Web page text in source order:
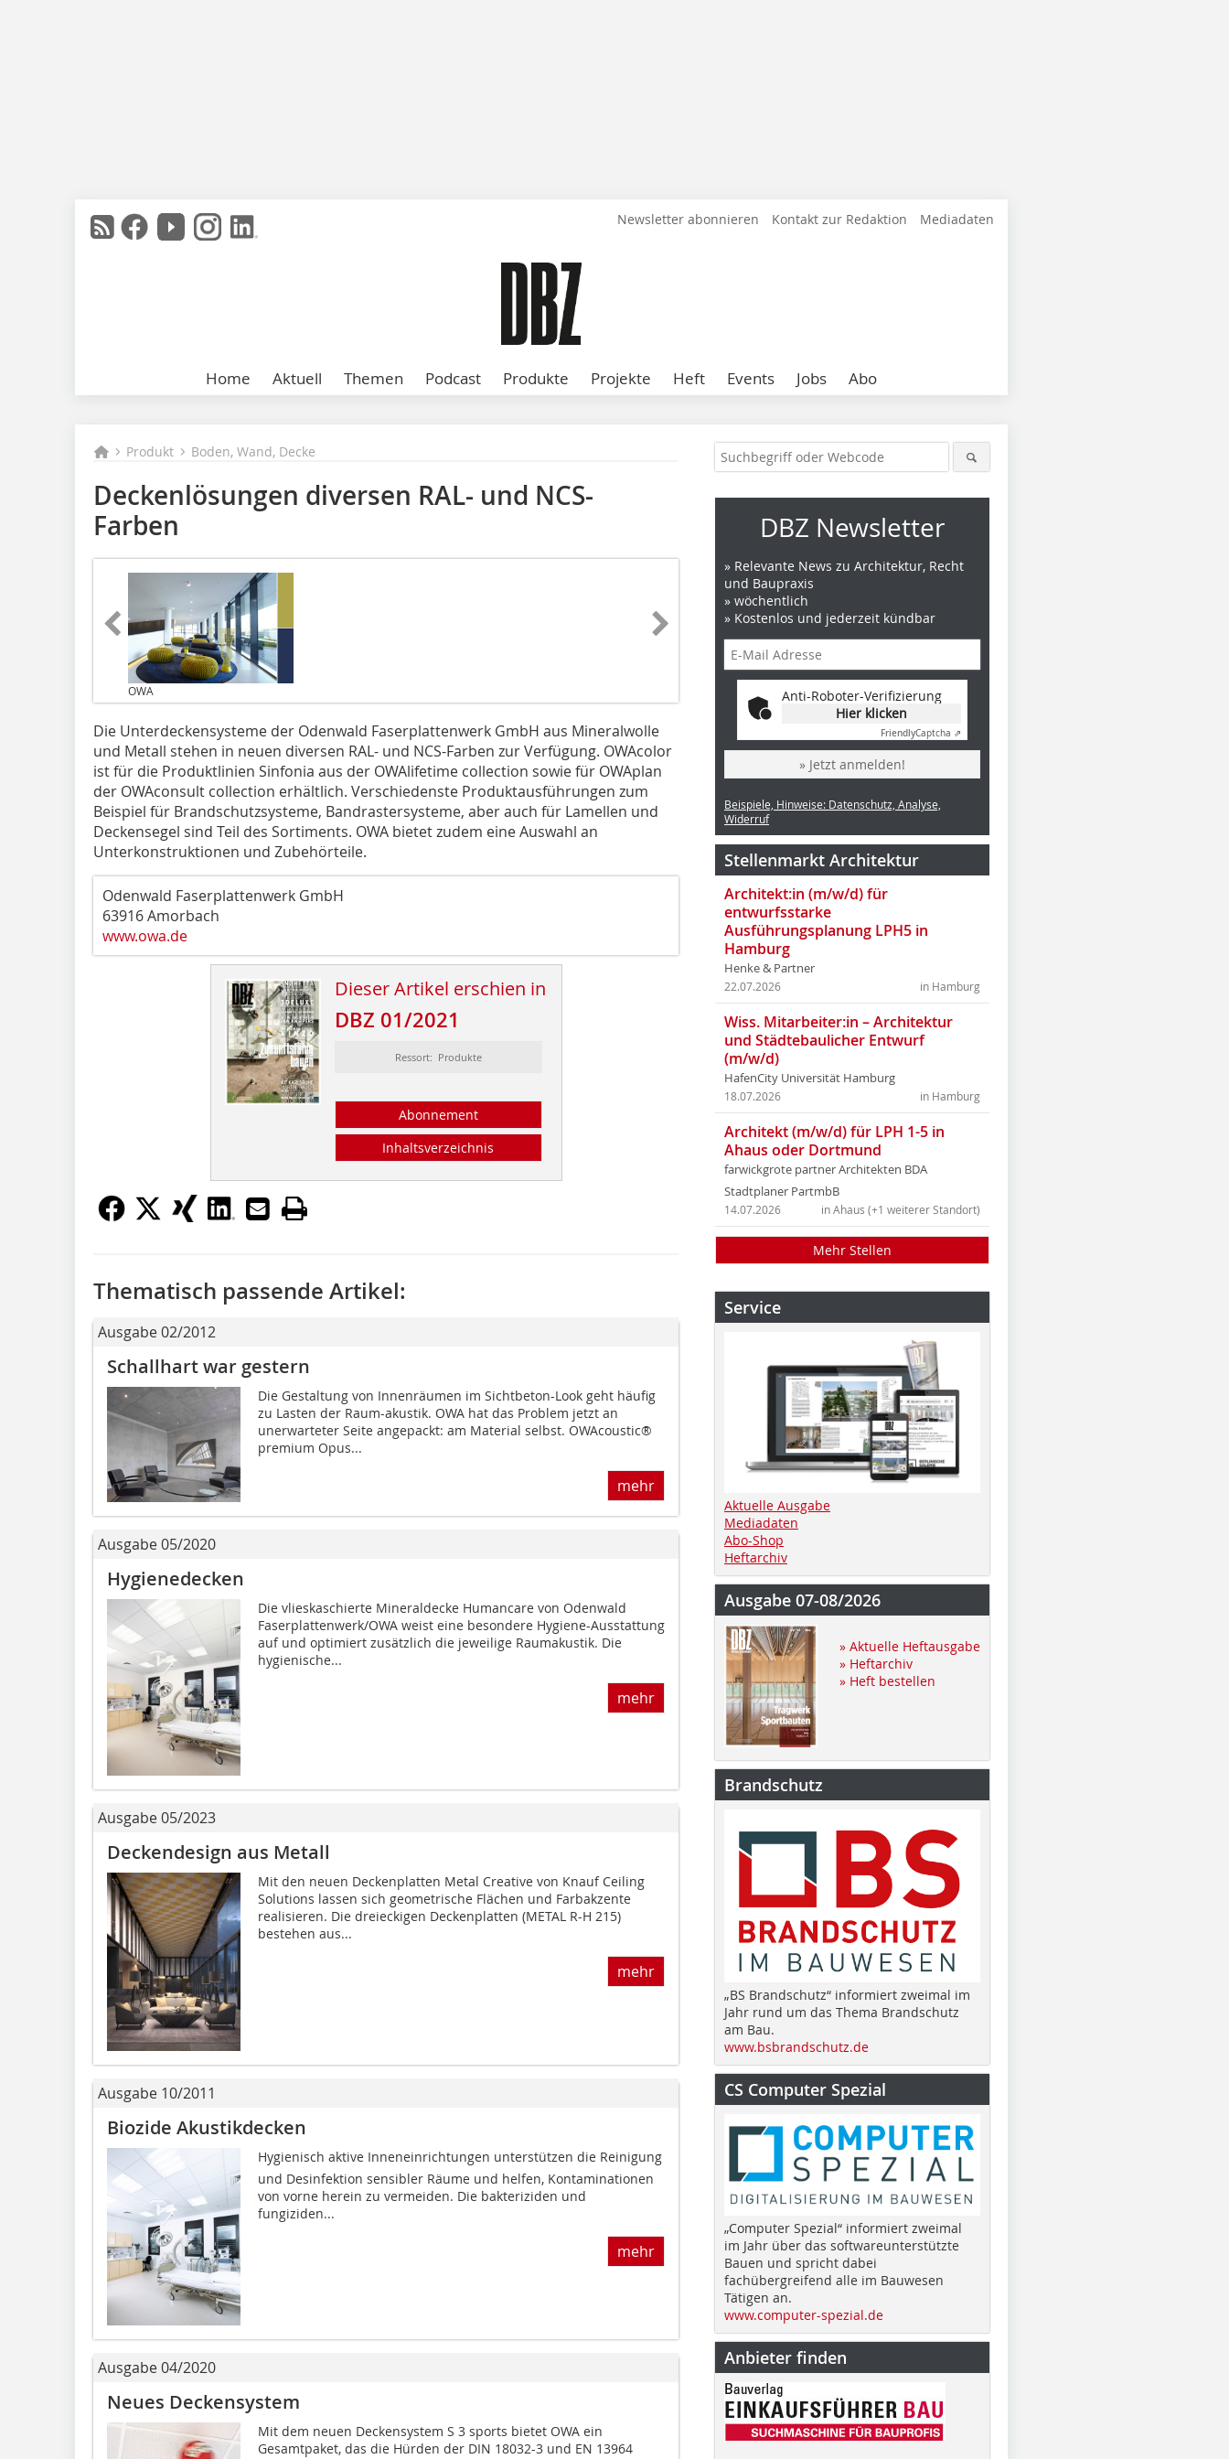
Newsletter abonnieren Kontakt zur Redaktion Mediadaten
Home Aktuell Themen Podcast Produkte Projekte Heft Events Jobs Abo
Produkt Boden, Wand, Decke
Deckenlösungen diversen RAL- und NCS-
Farben
OWA
Die Unterdeckensysteme der Odenwald Faserplattenwerk GmbH aus Mineralwolle
und Metall stehen in neuen diversen RAL- und NCS-Farben zur Verfügung. OWAcolor
ist für die Produktlinien Sinfonia aus der OWAlifetime collection sowie für OWAplan
der OWAconsult collection erhältlich. Verschiedenste Produktausführungen zum
Beispiel für Brandschutzsysteme, Bandrastersysteme, aber auch für Lamellen und
Deckensegel sind Teil des Sortiments. OWA bietet zudem eine Auswahl an
Unterkonstruktionen und Zubehörteile.
Odenwald Faserplattenwerk GmbH
63916 Amorbach
www.owa.de
Dieser Artikel erschien in
DBZ 01/2021
Ressort: Produkte
Abonnement
Inhaltsverzeichnis
Thematisch passende Artikel:
Ausgabe 02/2012
Schallhart war gestern
Die Gestaltung von Innenräumen im Sicht­beton-Look geht häufig
zu Lasten der Raum-akustik. OWA hat das Problem jetzt an
unerwarteter Seite angepackt: am Material selbst. OWAcoustic®
premium Opus...
mehr
Ausgabe 05/2020
Hygienedecken
Die vlieskaschierte Mineraldecke Humancare von Odenwald
Faserplattenwerk/OWA weist eine besondere Hygiene-Ausstattung
auf und optimiert zusätzlich die jeweilige Raumakustik. Die
hygienische...
mehr
Ausgabe 05/2023
Deckendesign aus Metall
Mit den neuen Deckenplatten Metal Creative von Knauf Ceiling
Solutions lassen sich geometrische Flächen und Farbakzente
realisieren. Die dreieckigen Deckenplatten (METAL R-H 215)
bestehen aus...
mehr
Ausgabe 10/2011
Biozide Akustikdecken
Hygienisch aktive Inneneinrichtungen unterstützen die Reinigung
und Desinfektion sensibler Räume und helfen, Kontaminationen
von vorne herein zu vermeiden. Die bakteriziden und
fungiziden...
mehr
Ausgabe 04/2020
Neues Deckensystem
Mit dem neuen Deckensystem S 3 sports bietet OWA ein
Gesamtpaket, das die Hürden der DIN 18032-3 und EN 13964
DBZ Newsletter
» Relevante News zu Architektur, Recht
und Baupraxis
» wöchentlich
» Kostenlos und jederzeit kündbar
Anti-Roboter-Verifizierung
Hier klicken
FriendlyCaptcha ⇗
» Jetzt anmelden!
Beispiele, Hinweise: Datenschutz, Analyse,
Widerruf
Stellenmarkt Architektur
Architekt:in (m/w/d) für
entwurfsstarke
Ausführungsplanung LPH5 in
Hamburg
Henke & Partner
in Hamburg
22.07.2026
Wiss. Mitarbeiter:in – Architektur
und Städtebaulicher Entwurf
(m/w/d)
HafenCity Universität Hamburg
in Hamburg
18.07.2026
Architekt (m/w/d) für LPH 1-5 in
Ahaus oder Dortmund
farwickgrote partner Architekten BDA
Stadtplaner PartmbB
in Ahaus (+1 weiterer Standort)
14.07.2026
Mehr Stellen
Service
Aktuelle Ausgabe
Mediadaten
Abo-Shop
Heftarchiv
Ausgabe 07-08/2026
» Aktuelle Heftausgabe
» Heftarchiv
» Heft bestellen
Brandschutz
„BS Brandschutz“ informiert zweimal im
Jahr rund um das Thema Brandschutz
am Bau.
www.bsbrandschutz.de
CS Computer Spezial
„Computer Spezial“ informiert zweimal
im Jahr über das softwareunterstützte
Bauen und spricht dabei
fachübergreifend alle im Bauwesen
Tätigen an.
www.computer-spezial.de
Anbieter finden